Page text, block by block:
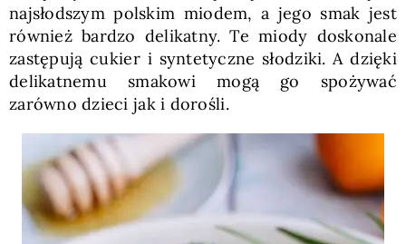
najsłodszym polskim miodem, a jego smak jest
również bardzo delikatny. Te miody doskonale
zastępują cukier i syntetyczne słodziki. A dzięki
delikatnemu smakowi mogą go spożywać
zarówno dzieci jak i dorośli.